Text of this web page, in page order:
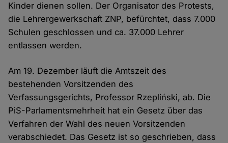
Kinder dienen sollen. Der Organisator des Protests,
die Lehrergewerkschaft ZNP, befürchtet, dass 7.000
Schulen geschlossen und ca. 37.000 Lehrer
entlassen werden.
Am 19. Dezember läuft die Amtszeit des
bestehenden Vorsitzenden des
Verfassungsgerichts, Professor Rzepliński, ab. Die
PiS-Parlamentsmehrheit hat ein Gesetz über das
Verfahren der Wahl des neuen Vorsitzenden
verabschiedet. Das Gesetz ist so geschrieben, dass